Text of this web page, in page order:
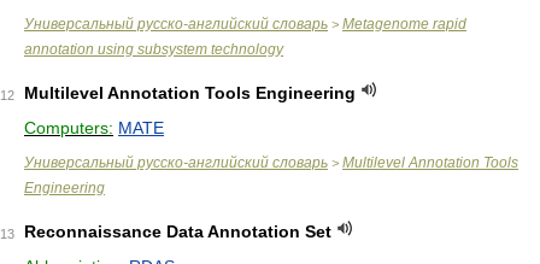
Универсальный русско-английский словарь > Metagenome rapid
annotation using subsystem technology
12
Multilevel Annotation Tools Engineering
Computers: MATE
Универсальный русско-английский словарь > Multilevel Annotation Tools
Engineering
13
Reconnaissance Data Annotation Set